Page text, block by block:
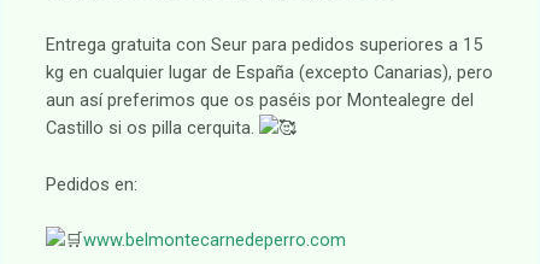
Entrega gratuita con Seur para pedidos superiores a 15
kg en cualquier lugar de España (excepto Canarias), pero
aun así preferimos que os paséis por Montealegre del
Castillo si os pilla cerquita.
Pedidos en:
www.belmontecarnedeperro.com